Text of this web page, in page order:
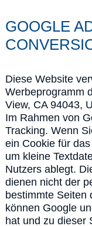
GOOGLE
Diese Website
Werbeprogramm
View, CA 94043,
Im Rahmen von
Tracking. Wenn
ein Cookie für
um kleine
Nutzers ablegt.
dienen nicht der
bestimmte Seiten
können Google
hat und zu dieser